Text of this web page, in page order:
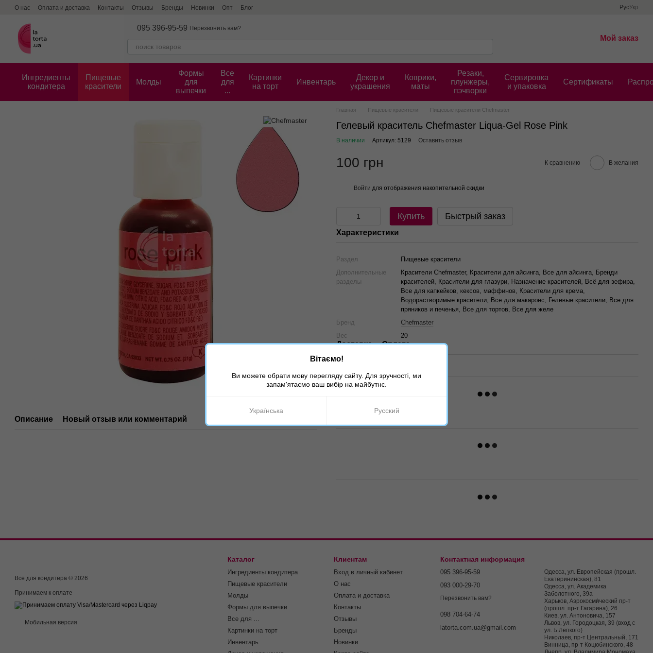
Перейти к основному контенту
О нас Оплата и доставка Контакты Отзывы Бренды Новинки Опт Блог РусУкр
095 396-95-59 Перезвонить вам?
Мой заказ
Ингредиенты
кондитера
Пищевые
красители
Молды
Формы
для
выпечки
Все
для
...
Картинки
на торт
Инвентарь
Декор и
украшения
Коврики,
маты
Резаки,
плунжеры,
пэчворки
Сервировка
и упаковка
Cертификаты
Описание Новый отзыв или комментарий
Главная Пищевые красители Пищевые красители Chefmaster
Гелевый краситель Chefmaster Liqua-Gel Rose Pink
В наличии Артикул: 5129 Оставить отзыв
100 грн К сравнению В желания
Войти для отображения накопительной скидки
Купить Быстрый заказ
Характеристики
Раздел
Пищевые красители
Дополнительные
разделы
Красители Chefmaster, Красители для айсинга, Все для айсинга, Бренди
красителей, Красители для глазури, Назначение красителей, Всё для зефира,
Все для капкейков, кексов, маффинов, Красители для крема,
Водорастворимые красители, Все для макаронс, Гелевые красители, Все для
пряников и печенья, Все для тортов, Все для желе
Бренд
Chefmaster
Вес
20
Доставка Оплата
Все для кондитера © 2026
Принимаем к оплате
Мобильная версия
Каталог
Ингредиенты кондитера
Пищевые красители
Молды
Формы для выпечки
Все для ...
Картинки на торт
Инвентарь
Клиентам
Вход в личный кабинет
О нас
Оплата и доставка
Контакты
Отзывы
Бренды
Новинки
Контактная информация
095 396-95-59
093 000-29-70
Перезвонить вам?
098 704-64-74
latorta.com.ua@gmail.com
Одесса, ул. Европейская (прошл.
Екатерининская), 81
Одесса, ул. Академика
Заболотного, 39а
Харьков, Аэрокосми́ческий пр-т
(прошл. пр-т Гагарина), 26
Киев, ул. Антоновича, 157
Львов, ул. Городоцкая, 39 (вход с
ул. Б.Лепкого)
Николаев, пр-т Центральный, 171
Винница, пр-т Коцюбинского, 48
Вітаємо!
Ви можете обрати мову перегляду сайту. Для зручності, ми
запам'ятаємо ваш вибір на майбутнє.
Українська Русский